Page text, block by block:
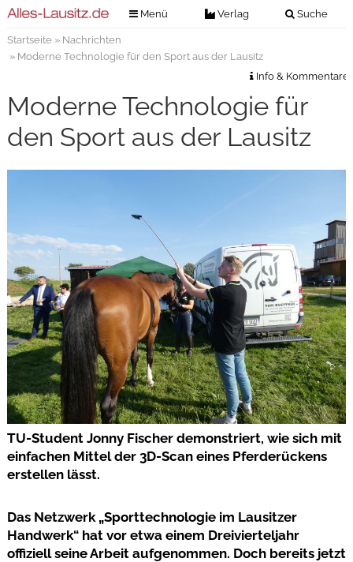
Menü Verlag Suche
Verlag
Kontakt
Impressum
Veranstaltungstickets
Anzeigenannahme
Anzeigensuche
Startseite» Nachrichten
» Moderne Technologie für den Sport aus der Lausitz
Info & Kommentare
Moderne Technologie für
den Sport aus der Lausitz
TU-Student Jonny Fischer demonstriert, wie sich mit
einfachen Mittel der 3D-Scan eines Pferderückens
erstellen lässt.
Das Netzwerk „Sporttechnologie im Lausitzer
Handwerk“ hat vor etwa einem Dreivierteljahr
offiziell seine Arbeit aufgenommen. Doch bereits jetzt